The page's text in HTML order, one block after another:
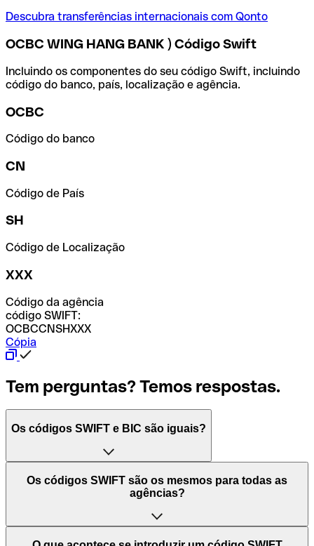
Descubra transferências internacionais com Qonto
OCBC WING HANG BANK ) Código Swift
Incluindo os componentes do seu código Swift, incluindo
código do banco, país, localização e agência.
OCBC
Código do banco
CN
Código de País
SH
Código de Localização
XXX
Código da agência
código SWIFT:
OCBCCNSHXXX
Cópia
Tem perguntas? Temos respostas.
Os códigos SWIFT e BIC são iguais?
O acrónimo SWIFT significa "Society for Worldwide
Interbank Financial Telecommunication (Sociedade para
Mundiais)". Trata-se de uma rede mundial onde se
processam pagamentos entre países. Por outro lado, BIC
Os códigos SWIFT são os mesmos para todas as
agências?